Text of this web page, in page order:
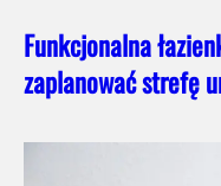
Funkcjonalna
zaplanować strefę